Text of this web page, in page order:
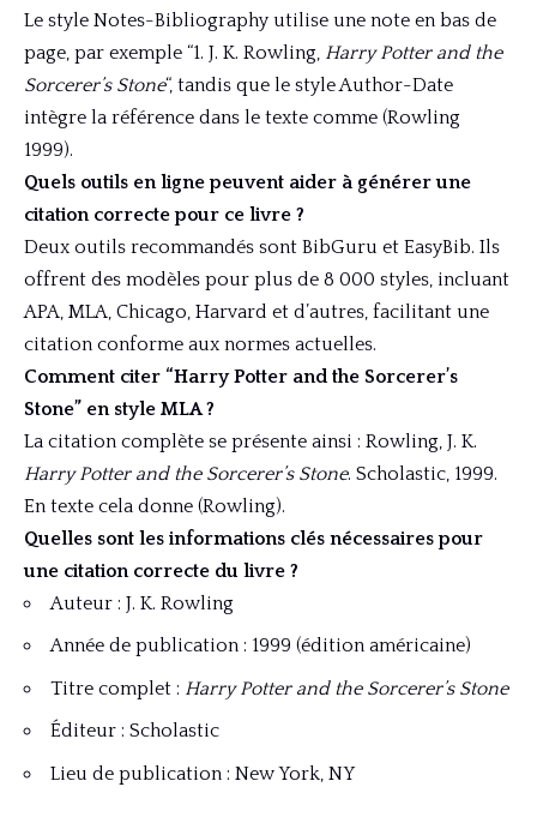
Le style Notes-Bibliography utilise une note en bas de
page, par exemple “1. J. K. Rowling, Harry Potter and the
Sorcerer’s Stone“, tandis que le style Author-Date
intègre la référence dans le texte comme (Rowling
1999).
Quels outils en ligne peuvent aider à générer une
citation correcte pour ce livre ?
Deux outils recommandés sont BibGuru et EasyBib. Ils
offrent des modèles pour plus de 8 000 styles, incluant
APA, MLA, Chicago, Harvard et d’autres, facilitant une
citation conforme aux normes actuelles.
Comment citer “Harry Potter and the Sorcerer’s
Stone” en style MLA ?
La citation complète se présente ainsi : Rowling, J. K.
Harry Potter and the Sorcerer’s Stone. Scholastic, 1999.
En texte cela donne (Rowling).
Quelles sont les informations clés nécessaires pour
une citation correcte du livre ?
Auteur : J. K. Rowling
Année de publication : 1999 (édition américaine)
Titre complet : Harry Potter and the Sorcerer’s Stone
Éditeur : Scholastic
Lieu de publication : New York, NY